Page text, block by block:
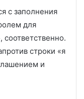
с заполнения
для
строки «я
и